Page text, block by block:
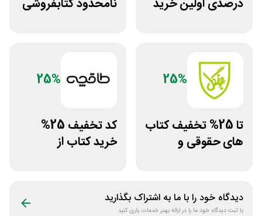
25%
تا 25% تخفیف کتاب
های حقوقی و
25%
کد تخفیف 25%
خرید کتاب از
دیدگاه خود را با ما به اشتراک بگذارید
با ثبت دیدگاه خود ما را در ارائه بهتر خدمات یاری کنید